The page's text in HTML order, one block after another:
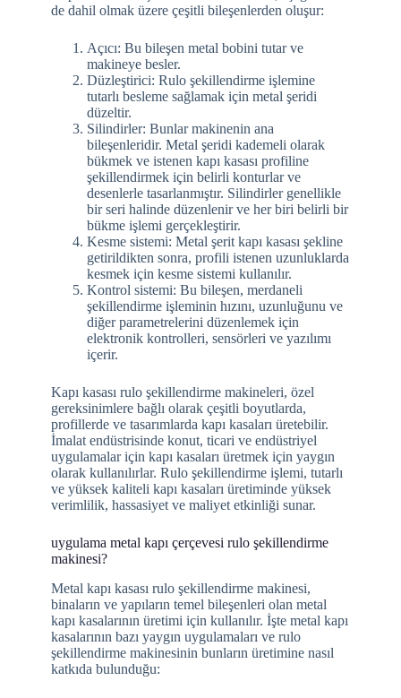
de dahil olmak üzere çeşitli bileşenlerden oluşur:
Açıcı: Bu bileşen metal bobini tutar ve
makineye besler.
Düzleştirici: Rulo şekillendirme işlemine
tutarlı besleme sağlamak için metal şeridi
düzeltir.
Silindirler: Bunlar makinenin ana
bileşenleridir. Metal şeridi kademeli olarak
bükmek ve istenen kapı kasası profiline
şekillendirmek için belirli konturlar ve
desenlerle tasarlanmıştır. Silindirler genellikle
bir seri halinde düzenlenir ve her biri belirli bir
bükme işlemi gerçekleştirir.
Kesme sistemi: Metal şerit kapı kasası şekline
getirildikten sonra, profili istenen uzunluklarda
kesmek için kesme sistemi kullanılır.
Kontrol sistemi: Bu bileşen, merdaneli
şekillendirme işleminin hızını, uzunluğunu ve
diğer parametrelerini düzenlemek için
elektronik kontrolleri, sensörleri ve yazılımı
içerir.
Kapı kasası rulo şekillendirme makineleri, özel
gereksinimlere bağlı olarak çeşitli boyutlarda,
profillerde ve tasarımlarda kapı kasaları üretebilir.
İmalat endüstrisinde konut, ticari ve endüstriyel
uygulamalar için kapı kasaları üretmek için yaygın
olarak kullanılırlar. Rulo şekillendirme işlemi, tutarlı
ve yüksek kaliteli kapı kasaları üretiminde yüksek
verimlilik, hassasiyet ve maliyet etkinliği sunar.
uygulama metal kapı çerçevesi rulo şekillendirme
makinesi?
Metal kapı kasası rulo şekillendirme makinesi,
binaların ve yapıların temel bileşenleri olan metal
kapı kasalarının üretimi için kullanılır. İşte metal kapı
kasalarının bazı yaygın uygulamaları ve rulo
şekillendirme makinesinin bunların üretimine nasıl
katkıda bulunduğu: